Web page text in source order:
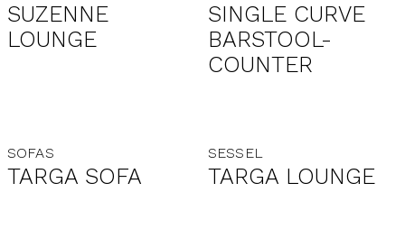
SUZENNE
LOUNGE
SINGLE CURVE
BARSTOOL-
COUNTER
SOFAS
TARGA SOFA
SESSEL
TARGA LOUNGE